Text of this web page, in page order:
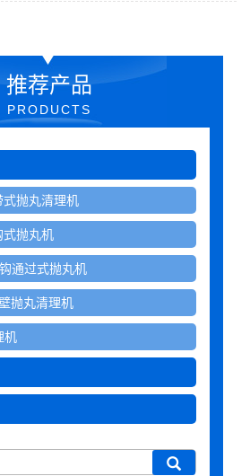
推荐产品
PRODUCTS
抛丸清理机
式抛丸机
通过式抛丸机
抛丸清理机
机